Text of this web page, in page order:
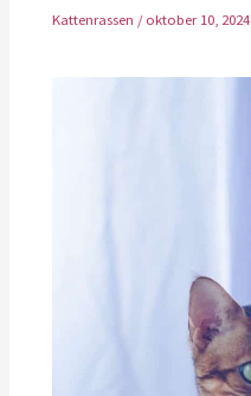
Kattenrassen /oktober 10, 2024